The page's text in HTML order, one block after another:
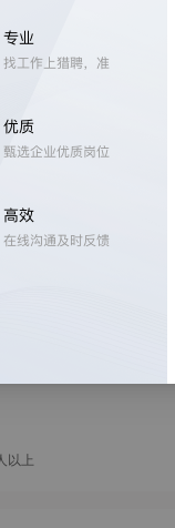
30-60k·15薪
以上